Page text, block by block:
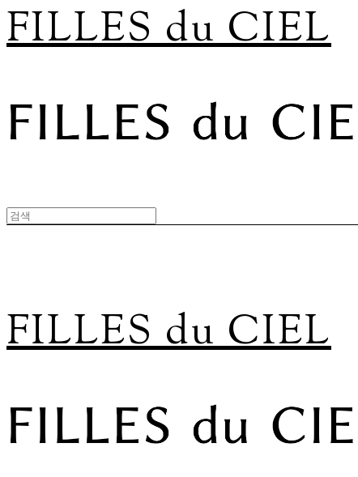
FILLES du CIEL
FILLES du CIEL